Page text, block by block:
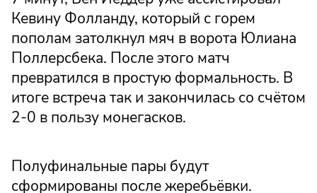
Кевину Фолланду, который с горем
пополам затолкнул мяч в ворота Юлиана
Поллерсбека. После этого матч
превратился в простую формальность. В
итоге встреча так и закончилась со счётом
2-0 в пользу монегасков.
Полуфинальные пары будут
сформированы после жеребьёвки.